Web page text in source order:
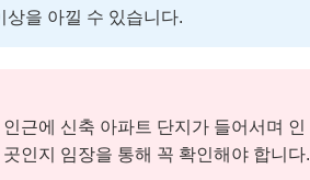
상을 아낄 수 있습니다.
근에 신축 아파트 단지가 들어서며 인
인지 임장을 통해 꼭 확인해야 합니다.